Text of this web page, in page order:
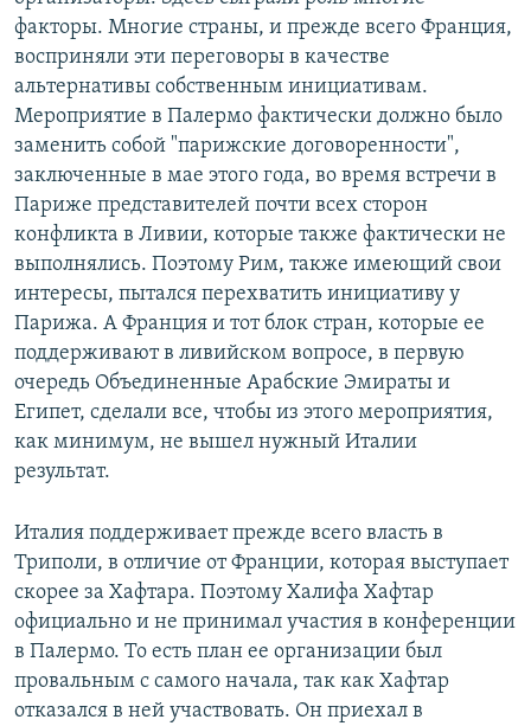
факторы. Многие страны, и прежде всего Франция,
восприняли эти переговоры в качестве
альтернативы собственным инициативам.
Мероприятие в Палермо фактически должно было
заменить собой "парижские договоренности",
заключенные в мае этого года, во время встречи в
Париже представителей почти всех сторон
конфликта в Ливии, которые также фактически не
выполнялись. Поэтому Рим, также имеющий свои
интересы, пытался перехватить инициативу у
Парижа. А Франция и тот блок стран, которые ее
поддерживают в ливийском вопросе, в первую
очередь Объединенные Арабские Эмираты и
Египет, сделали все, чтобы из этого мероприятия,
как минимум, не вышел нужный Италии
результат.
Италия поддерживает прежде всего власть в
Триполи, в отличие от Франции, которая выступает
скорее за Хафтара. Поэтому Халифа Хафтар
официально и не принимал участия в конференции
в Палермо. То есть план ее организации был
провальным с самого начала, так как Хафтар
отказался в ней участвовать. Он приехал в